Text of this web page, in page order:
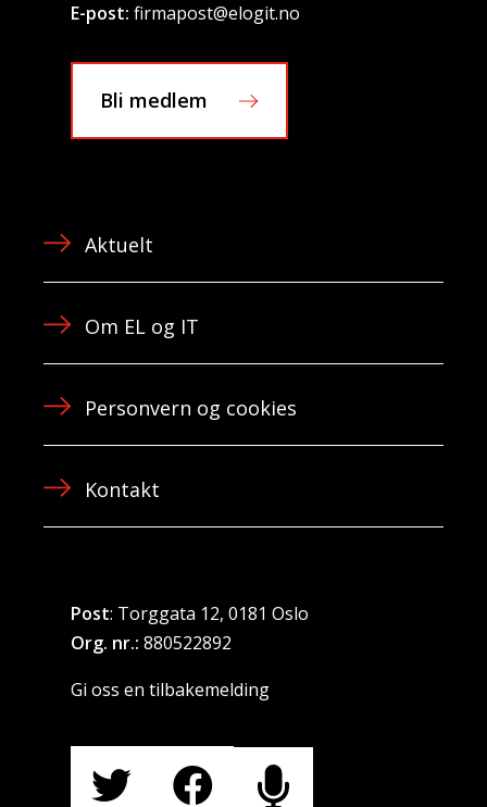
E-post: firmapost@elogit.no
Bli medlem
Aktuelt
Om EL og IT
Personvern og cookies
Kontakt
Post: Torggata 12, 0181 Oslo
Org. nr.: 880522892
Gi oss en tilbakemelding